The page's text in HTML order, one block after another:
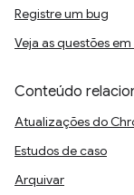
Registre um bug
Veja as questões
Conteúdo
Atualizações do
Estudos de caso
Arquivar